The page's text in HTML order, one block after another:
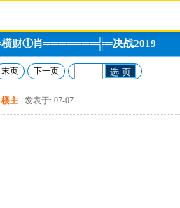
财①肖═══════╬═决战2019
末页 下一页 选 页
楼主 发表于: 07-07